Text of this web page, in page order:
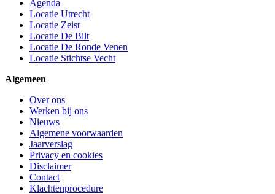
Agenda
Locatie Utrecht
Locatie Zeist
Locatie De Bilt
Locatie De Ronde Venen
Locatie Stichtse Vecht
Algemeen
Over ons
Werken bij ons
Nieuws
Algemene voorwaarden
Jaarverslag
Privacy en cookies
Disclaimer
Contact
Klachtenprocedure